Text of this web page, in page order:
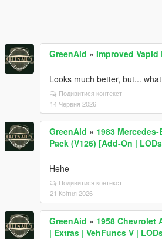
GreenAid » Improved Vapid
Looks much better, but...
Подивитися контекст
14 Червня 2026
GreenAid » 1983 Mercedes-
Pack (V126) [Add-On |
Hehe
Подивитися контекст
21 Квітня 2026
GreenAid » 1958 Chevrolet
| Extras | VehFuncs V |